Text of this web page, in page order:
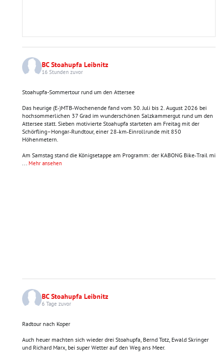
BC Stoahupfa Leibnitz
16 Stunden zuvor
Stoahupfa-Sommertour rund um den Attersee
Das heurige (E‑)MTB‑Wochenende fand vom 30. Juli bis 2. August 2026 bei
hochsommerlichen 37 Grad im wunderschönen Salzkammergut rund um den
Attersee statt. Sieben motivierte Stoahupfa starteten am Freitag mit der
Schörfling–Hongar‑Rundtour, einer 28‑km‑Einrollrunde mit 850
Höhenmetern.
Am Samstag stand die Königsetappe am Programm: der KABONG Bike‑Trail mi
... Mehr ansehen
BC Stoahupfa Leibnitz
6 Tage zuvor
Radtour nach Koper
Auch heuer machten sich wieder drei Stoahupfa, Bernd Totz, Ewald Skringer
und Richard Marx, bei super Wetter auf den Weg ans Meer.